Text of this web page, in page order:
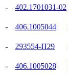
-
402.1701031-02
-
406.1005044
-
293554-П29
-
406.1005028